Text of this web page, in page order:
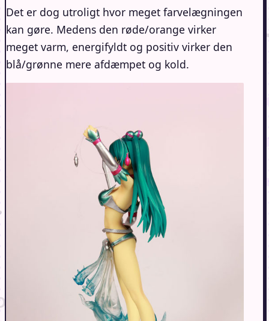
Det er dog utroligt hvor meget farvelægningen
kan gøre. Medens den røde/orange virker
meget varm, energifyldt og positiv virker den
blå/grønne mere afdæmpet og kold.